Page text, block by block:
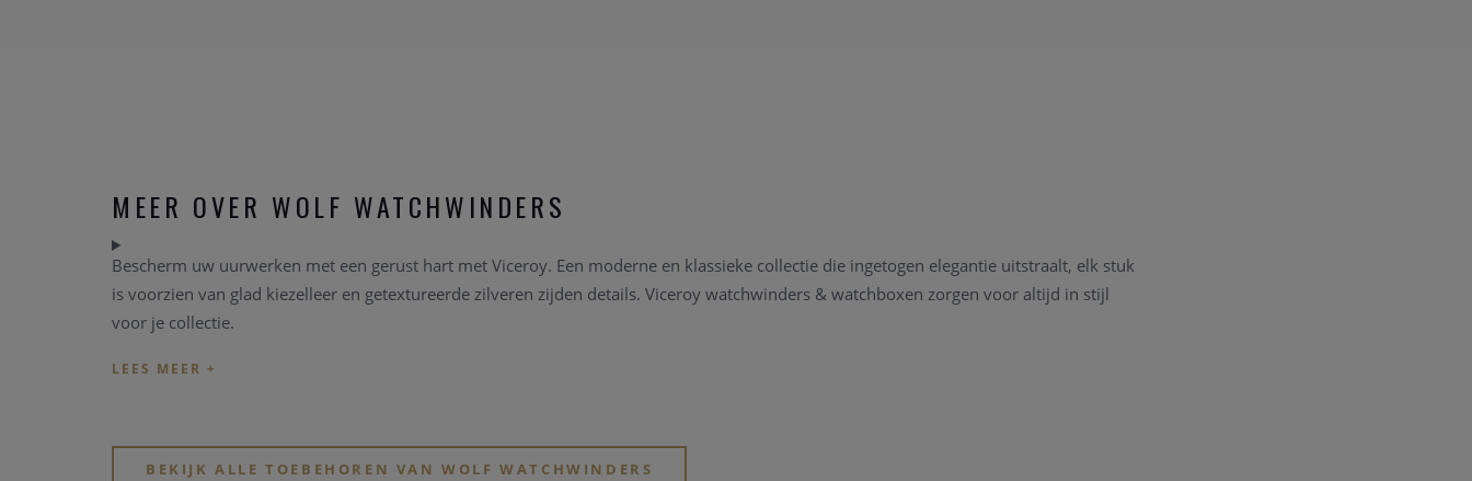
MEER OVER WOLF WATCHWINDERS
Bescherm uw uurwerken met een gerust hart met Viceroy. Een moderne en klassieke collectie die ingetogen elegantie uitstraalt, elk stuk
is voorzien van glad kiezelleer en getextureerde zilveren zijden details. Viceroy watchwinders & watchboxen zorgen voor altijd in stijl
voor je collectie.
BEKIJK ALLE TOEBEHOREN VAN WOLF WATCHWINDERS